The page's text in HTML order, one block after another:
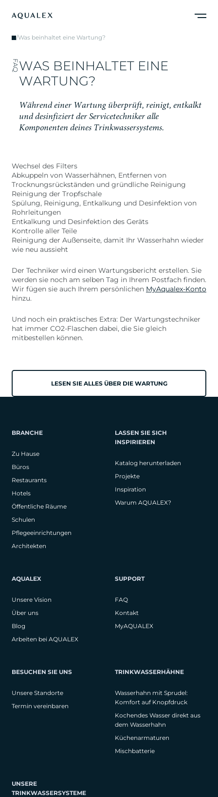
/Was beinhaltet eine Wartung?
FAQWAS BEINHALTET EINE
WARTUNG?
Während einer Wartung überprüft, reinigt, entkalkt
und desinfiziert der Servicetechniker alle
Komponenten deines Trinkwassersystems.
Wechsel des Filters
Abkuppeln von Wasserhähnen, Entfernen von
Trocknungsrückständen und gründliche Reinigung
Reinigung der Tropfschale
Spülung, Reinigung, Entkalkung und Desinfektion von
Rohrleitungen
Entkalkung und Desinfektion des Geräts
Kontrolle aller Teile
Reinigung der Außenseite, damit Ihr Wasserhahn wieder
wie neu aussieht
Der Techniker wird einen Wartungsbericht erstellen. Sie
werden sie noch am selben Tag in Ihrem Postfach finden.
Wir fügen sie auch Ihrem persönlichen MyAqualex-Konto
hinzu.
Und noch ein praktisches Extra: Der Wartungstechniker
hat immer CO2-Flaschen dabei, die Sie gleich
mitbestellen können.
LESEN SIE ALLES ÜBER DIE WARTUNG
BRANCHE
Zu Hause
Büros
Restaurants
Hotels
Öffentliche Räume
Schulen
Pflegeeinrichtungen
Architekten
LASSEN SIE SICH
INSPIRIEREN
Katalog herunterladen
Projekte
Inspiration
Warum AQUALEX?
AQUALEX
Unsere Vision
Über uns
Blog
Arbeiten bei AQUALEX
SUPPORT
FAQ
Kontakt
MyAQUALEX
BESUCHEN SIE UNS
Unsere Standorte
Termin vereinbaren
TRINKWASSERHÄHNE
Wasserhahn mit Sprudel:
Komfort auf Knopfdruck
Kochendes Wasser direkt aus
dem Wasserhahn
Küchenarmaturen
Mischbatterie
UNSERE
TRINKWASSERSYSTEME